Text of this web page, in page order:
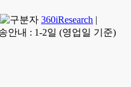
360iResearch |
안내 : 1-2일 (영업일 기준)